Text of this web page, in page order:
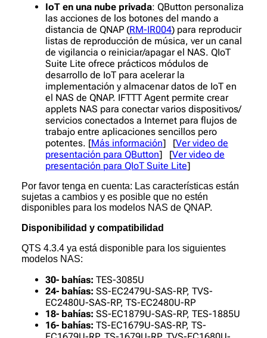
IoT en una nube privada: QButton personaliza
las acciones de los botones del mando a
distancia de QNAP (RM-IR004) para reproducir
listas de reproducción de música, ver un canal
de vigilancia o reiniciar/apagar el NAS. QIoT
Suite Lite ofrece prácticos módulos de
desarrollo de IoT para acelerar la
implementación y almacenar datos de IoT en
el NAS de QNAP. IFTTT Agent permite crear
applets NAS para conectar varios dispositivos/
servicios conectados a Internet para flujos de
trabajo entre aplicaciones sencillos pero
potentes. [Más información] [Ver video de
presentación para QButton] [Ver video de
presentación para QIoT Suite Lite]
Por favor tenga en cuenta: Las características están
sujetas a cambios y es posible que no estén
disponibles para los modelos NAS de QNAP.
Disponibilidad y compatibilidad
QTS 4.3.4 ya está disponible para los siguientes
modelos NAS:
30- bahías: TES-3085U
24- bahías: SS-EC2479U-SAS-RP, TVS-
EC2480U-SAS-RP, TS-EC2480U-RP
18- bahías: SS-EC1879U-SAS-RP, TES-1885U
16- bahías: TS-EC1679U-SAS-RP, TS-